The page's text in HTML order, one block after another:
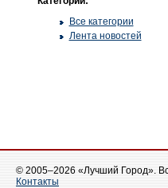
Все категории
Лента новостей
© 2005–2026 «Лучший Город».
Контакты